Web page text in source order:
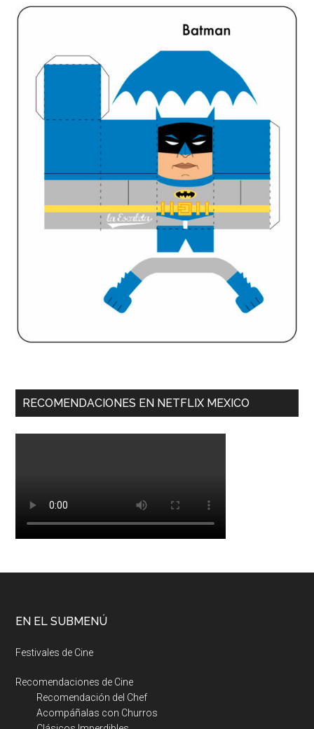
RECOMENDACIONES EN NETFLIX MEXICO
EN EL SUBMENÚ
Festivales de Cine
Recomendaciones de Cine
Recomendación del Chef
Acompáñalas con Churros